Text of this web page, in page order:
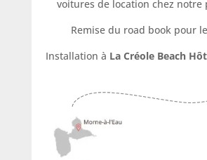
voitures de location chez notre
Remise du road book pour
Installation à La Créole Beach